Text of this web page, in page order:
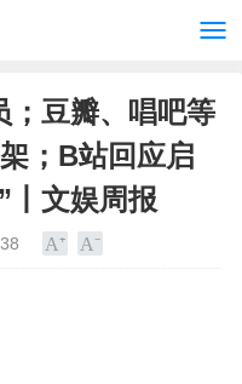
；豆瓣、唱吧等
；B站回应启
丨文娱周报